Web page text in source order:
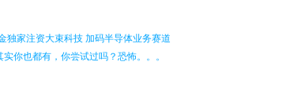
独家注资大束科技 加码半导体业务赛道
你也都有，你尝试过吗？恐怖。。。